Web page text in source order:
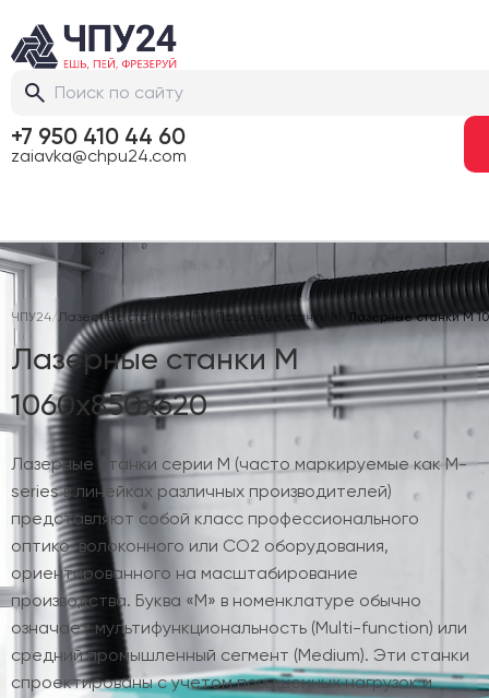
+7 950 410 44 60
zaiavka@chpu24.com
ЧПУ24/Лазерные станки с ЧПУ / Лазерные станки M Лазерные станки M
Лазерные станки M
1060х850х620
Лазерные станки серии M (часто маркируемые как M-
series в линейках различных производителей)
представляют собой класс профессионального
оптико-волоконного или CO2 оборудования,
ориентированного на масштабирование
производства. Буква «M» в номенклатуре обычно
означает мультифункциональность (Multi-function) или
средний промышленный сегмент (Medium). Эти станки
спроектированы с учетом повышенных нагрузок и